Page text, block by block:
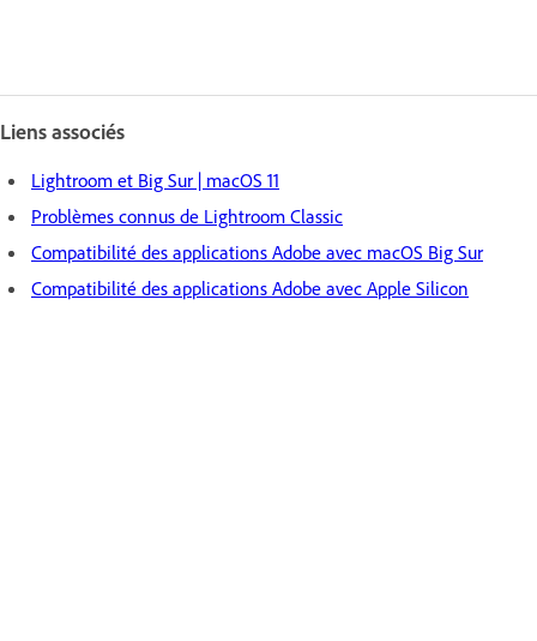
Liens associés
Lightroom et Big Sur | macOS 11
Problèmes connus de Lightroom Classic
Compatibilité des applications Adobe avec macOS Big Sur
Compatibilité des applications Adobe avec Apple Silicon